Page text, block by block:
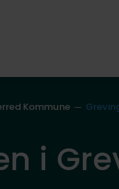
Kommune
i